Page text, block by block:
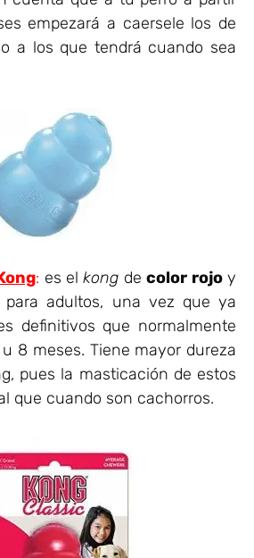
empezará a caersele los de
a los que tendrá cuando sea
: es elkong decolor rojoy
para adultos, una vez que ya
definitivos que normalmente
8 meses. Tiene mayor dureza
pues la masticación de estos
que cuando son cachorros.